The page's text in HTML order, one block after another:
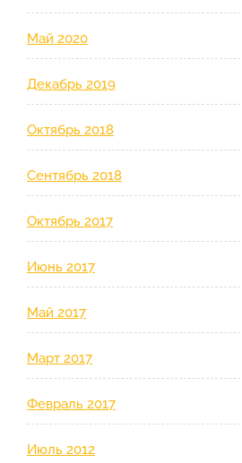
Май 2020
Декабрь 2019
Октябрь 2018
Сентябрь 2018
Октябрь 2017
Июнь 2017
Май 2017
Март 2017
Февраль 2017
Июль 2012